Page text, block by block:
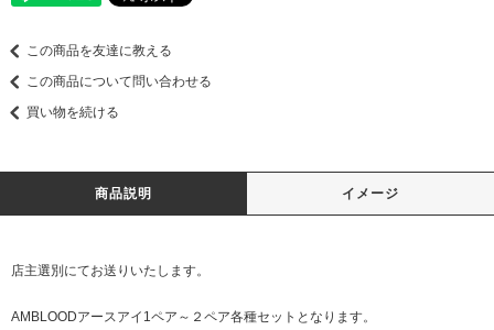
この商品を友達に教える
この商品について問い合わせる
買い物を続ける
商品説明 イメージ
店主選別にてお送りいたします。
AMBLOODアースアイ1ペア～２ペア各種セットとなります。